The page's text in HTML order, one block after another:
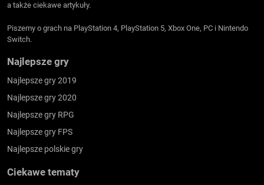
a także ciekawe artykuły.
Piszemy o grach na PlayStation 4, PlayStation 5, Xbox One, PC i Nintendo
Switch.
Najlepsze gry
Najlepsze gry 2019
Najlepsze gry 2020
Najlepsze gry RPG
Najlepsze gry FPS
Najlepsze polskie gry
Ciekawe tematy